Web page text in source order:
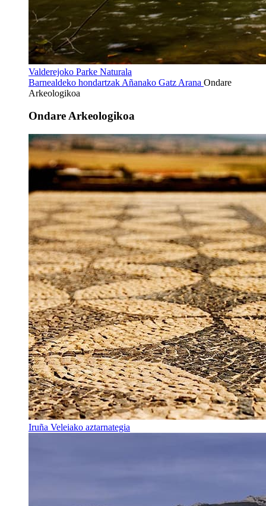
Valderejoko Parke Naturala
Barnealdeko hondartzak Añanako Gatz Arana Ondare
Arkeologikoa
Ondare Arkeologikoa
Iruña Veleiako aztarnategia